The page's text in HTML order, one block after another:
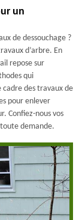
un
de dessouchage ?
d’arbre. En
repose sur
qui
des travaux de
pour enlever
Confiez-nous vos
demande.